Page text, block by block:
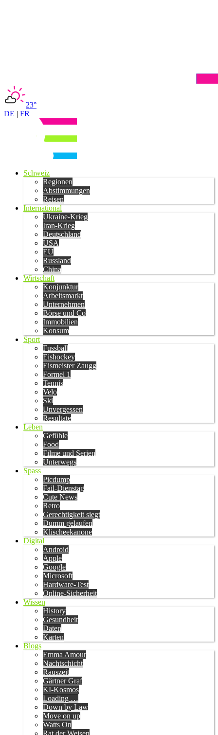
23°
DE | FR
Schweiz
Regionen
Abstimmungen
Reisen
International
Ukraine-Krieg
Iran-Krieg
Deutschland
USA
EU
Russland
China
Wirtschaft
Konjunktur
Arbeitsmarkt
Unternehmen
Börse und Co
Immobilien
Konsum
Sport
Fussball
Eishockey
Eismeister Zaugg
Formel 1
Tennis
Velo
Ski
Unvergessen
Resultate
Leben
Gefühle
Food
Filme und Serien
Unterwegs
Spass
Picdump
Fail-Dienstag
Cute News
Retro
Gerechtigkeit siegt
Dumm gelaufen
Klischeekanone
Digital
Android
Apple
Google
Microsoft
Hardware-Test
Online-Sicherheit
Wissen
History
Gesundheit
Daten
Karten
Blogs
Emma Amour
Nachtschicht
Rauszeit
Gärtner Graf
KI-Kosmos
Loading …
Down by Law
Move on up
Watts On
Rat der Weisen